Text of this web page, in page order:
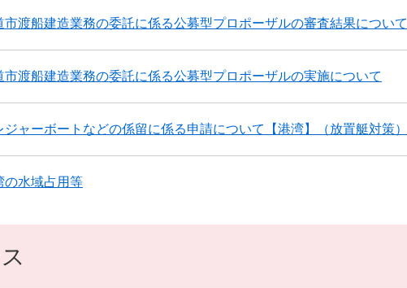
市渡船建造業務の委託に係る公募型プロポーザルの審査結果について
市渡船建造業務の委託に係る公募型プロポーザルの実施について
ジャーボートなどの係留に係る申請について【港湾】（放置艇対策）
の水域占用等